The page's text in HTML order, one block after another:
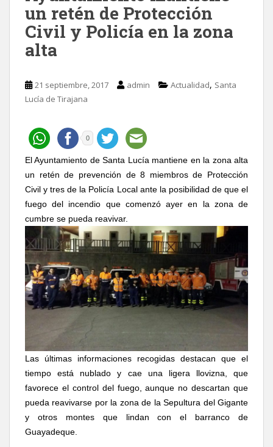
un retén de Protección
Civil y Policía en la zona
alta
21 septiembre, 2017 admin Actualidad, Santa
Lucía de Tirajana
0
El Ayuntamiento de Santa Lucía mantiene en la zona alta
un retén de prevención de 8 miembros de Protección
Civil y tres de la Policía Local ante la posibilidad de que el
fuego del incendio que comenzó ayer en la zona de
cumbre se pueda reavivar.
Las últimas informaciones recogidas destacan que el
tiempo está nublado y cae una ligera llovizna, que
favorece el control del fuego, aunque no descartan que
pueda reavivarse por la zona de la Sepultura del Gigante
y otros montes que lindan con el barranco de
Guayadeque.